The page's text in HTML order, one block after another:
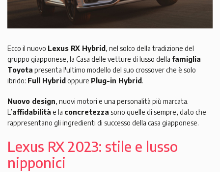
Ecco il nuovo Lexus RX Hybrid , nel solco della tradizione del
gruppo giapponese, la Casa delle vetture di lusso della famiglia
Toyota presenta l'ultimo modello del suo crossover che è solo
ibrido: Full Hybrid oppure Plug-in Hybrid .
Nuovo design, nuovi motori e una personalità più marcata.
L’affidabilità e la concretezza sono quelle di sempre, dato che
rappresentano gli ingredienti di successo della casa giapponese.
Lexus RX 2023: stile e lusso
nipponici